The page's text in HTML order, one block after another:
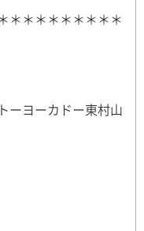
＊＊＊＊＊＊＊＊＊
ヨーカドー東村山